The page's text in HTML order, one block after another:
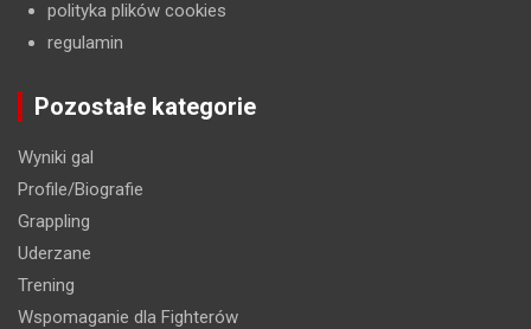
polityka plików cookies
regulamin
Pozostałe kategorie
Wyniki gal
Profile/Biografie
Grappling
Uderzane
Trening
Wspomaganie dla Fighterów